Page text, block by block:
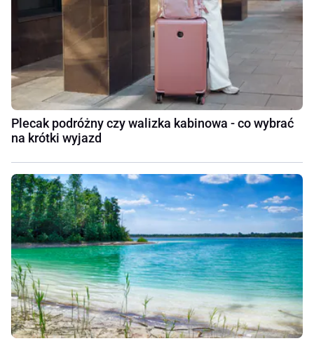
Plecak podróżny czy walizka kabinowa - co wybrać
na krótki wyjazd